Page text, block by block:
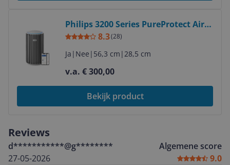
Philips 3200 Series PureProtect Air
Purifier - 135 m², HEPA Filter, App
Control
8.3(28)
Ja | Nee | 56,3 cm |28,5 cm
v.a. € 300,00
Bekijk product
Reviews
d***********@g********
27-05-2026
Algemene score
9.0